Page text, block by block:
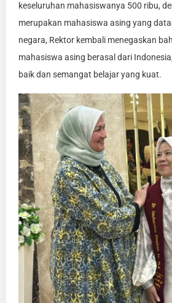
keseluruhan mahasiswanya 500 ribu,
merupakan mahasiswa asing yang
negara, Rektor kembali menegaskan
mahasiswa asing berasal dari
baik dan semangat belajar yang kuat.